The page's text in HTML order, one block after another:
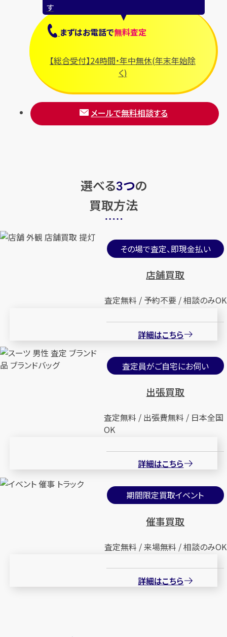
す
まずはお電話で無料査定
【総合受付】24時間・年中無休(年末年始除
く)
メールで無料相談する
選べる3つの
買取方法
その場で査定、即現金払い
店舗買取
査定無料 / 予約不要 / 相談のみOK
詳細はこちら
査定員がご自宅にお伺い
出張買取
査定無料 / 出張費無料 / 日本全国
OK
詳細はこちら
期間限定買取イベント
催事買取
査定無料 / 来場無料 / 相談のみOK
詳細はこちら